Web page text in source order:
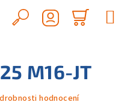
Hledat
košík
M16-JT
hodnocení